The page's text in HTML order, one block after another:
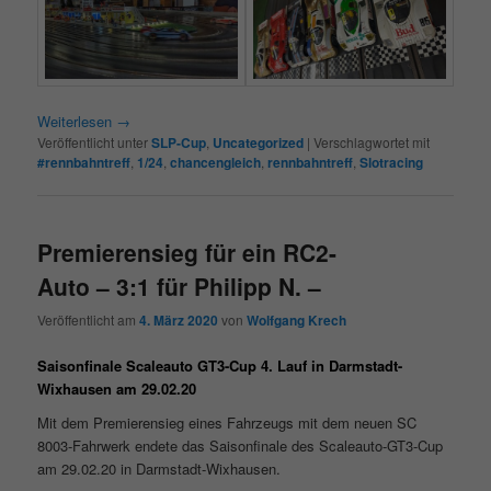
Weiterlesen →
Veröffentlicht unterSLP-Cup Uncategorized |Verschlagwortet mit
#rennbahntreff 1/24 ,chancengleich rennbahntreff ,Slotracing
Premierensieg für ein RC2-
Auto – 3:1 für Philipp N. –
Veröffentlicht am4. März 2020 vonWolfgang Krech
Saisonfinale Scaleauto GT3-Cup 4. Lauf in Darmstadt-
Wixhausen am 29.02.20
Mit dem Premierensieg eines Fahrzeugs mit dem neuen SC
8003-Fahrwerk endete das Saisonfinale des Scaleauto-GT3-Cup
am 29.02.20 in Darmstadt-Wixhausen.